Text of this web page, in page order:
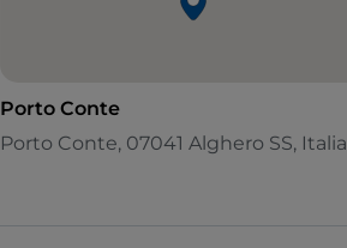
Porto Conte
Porto Conte, 07041 Alghero SS, Italia